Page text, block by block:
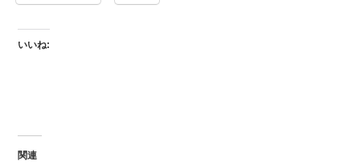
いいね:
関連